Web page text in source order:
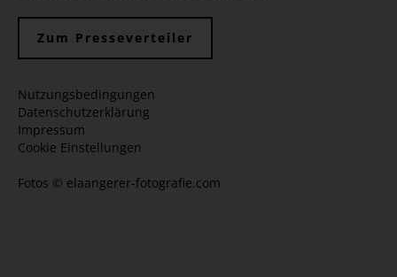
Zum Presseverteiler
Nutzungsbedingungen
Datenschutzerklärung
Impressum
Cookie Einstellungen
Fotos © elaangerer-fotografie.com